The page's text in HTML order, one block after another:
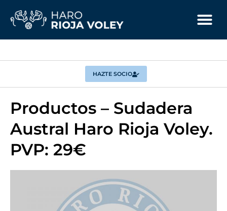
HAZTE SOCIO
Productos – Sudadera
Austral Haro Rioja Voley.
PVP: 29€